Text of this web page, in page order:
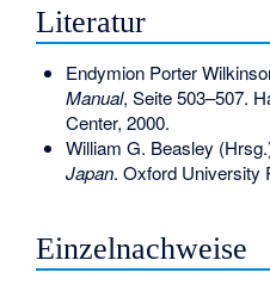
Literatur
Endymion Porter
Manual, Seite 503–507.
Center, 2000.
William G. Beasley
Japan. Oxford University
Einzelnachweise